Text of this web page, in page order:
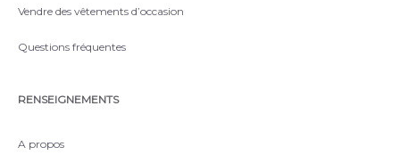
Vendre des vêtements d’occasion
Questions fréquentes
RENSEIGNEMENTS
A propos